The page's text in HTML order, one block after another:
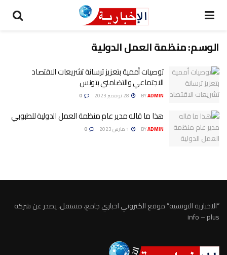
الوسم:منظمة العمل الدولية
توصيات أممية بتعزيز ترسانة تشريعات الاقتصاد
الاجتماعي والتضامني بتونس
BYADMIN
هذا ما قاله مدير عام منظمة العمل الدولية للطبوبي
BYADMIN
“الاخبارية التونسية” موقع الكتروني اخباري جامع، مستقل، يصدر عن شركة
info – plus